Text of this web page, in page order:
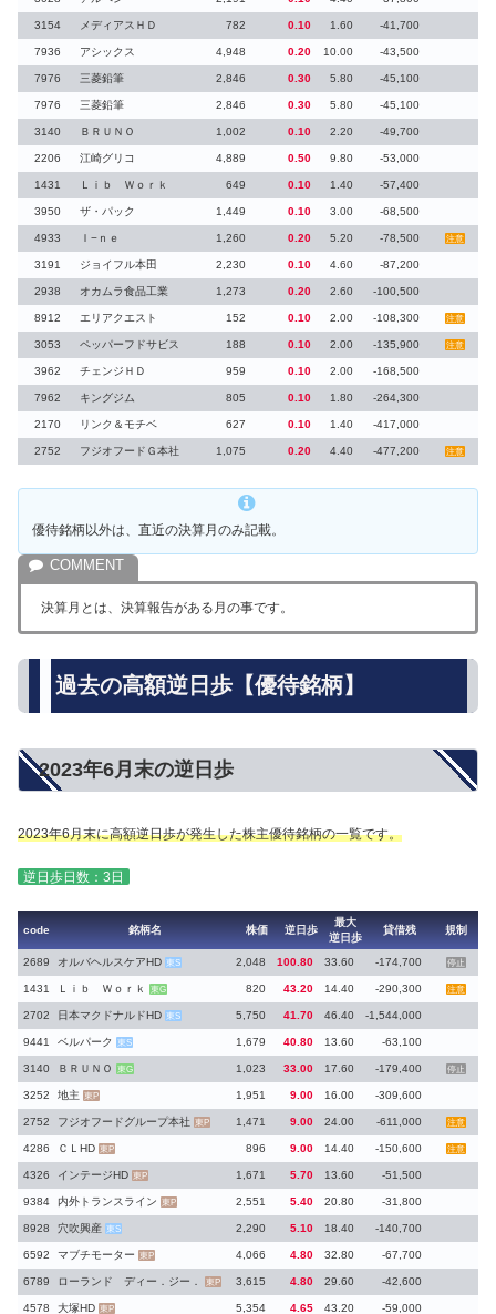
3154 メディアスＨＤ 782 0.10 1.60 -41,700
7936 アシックス 4,948 0.20 10.00 -43,500
7976 三菱鉛筆 2,846 0.30 5.80 -45,100
7976 三菱鉛筆 2,846 0.30 5.80 -45,100
3140 ＢＲＵＮＯ 1,002 0.10 2.20 -49,700
2206 江崎グリコ 4,889 0.50 9.80 -53,000
1431 Ｌｉｂ Ｗｏｒｋ 649 0.10 1.40 -57,400
3950 ザ・パック 1,449 0.10 3.00 -68,500
4933 Ｉ−ｎｅ 1,260 0.20 5.20 -78,500 注意
3191 ジョイフル本田 2,230 0.10 4.60 -87,200
2938 オカムラ食品工業 1,273 0.20 2.60 -100,500
8912 エリアクエスト 152 0.10 2.00 -108,300 注意
3053 ペッパーフドサビス 188 0.10 2.00 -135,900 注意
3962 チェンジＨＤ 959 0.10 2.00 -168,500
7962 キングジム 805 0.10 1.80 -264,300
2170 リンク＆モチベ 627 0.10 1.40 -417,000
2752 フジオフードＧ本社 1,075 0.20 4.40 -477,200 注意
優待銘柄以外は、直近の決算月のみ記載。
決算月とは、決算報告がある月の事です。
過去の高額逆日歩【優待銘柄】
2023年6月末の逆日歩
2023年6月末に高額逆日歩が発生した株主優待銘柄の一覧です。
逆日歩日数：3日
code 銘柄名 株価 逆日歩
最大
逆日歩
貸借残 規制
2689 オルバヘルスケアHD 東S 2,048 100.80 33.60 -174,700 停止
1431 Ｌｉｂ Ｗｏｒｋ 東G 820 43.20 14.40 -290,300 注意
2702 日本マクドナルドHD 東S 5,750 41.70 46.40 -1,544,000
9441 ベルパーク 東S 1,679 40.80 13.60 -63,100
3140 ＢＲＵＮＯ 東G 1,023 33.00 17.60 -179,400 停止
3252 地主 東P 1,951 9.00 16.00 -309,600
2752 フジオフードグループ本社 東P 1,471 9.00 24.00 -611,000 注意
4286 ＣＬHD 東P 896 9.00 14.40 -150,600 注意
4326 インテージHD 東P 1,671 5.70 13.60 -51,500
9384 内外トランスライン 東P 2,551 5.40 20.80 -31,800
8928 穴吹興産 東S 2,290 5.10 18.40 -140,700
6592 マブチモーター 東P 4,066 4.80 32.80 -67,700
6789 ローランド ディー．ジー． 東P 3,615 4.80 29.60 -42,600
4578 大塚HD 東P 5,354 4.65 43.20 -59,000